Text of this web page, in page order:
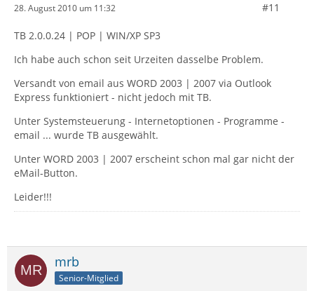
28. August 2010 um 11:32 #11
TB 2.0.0.24 | POP | WIN/XP SP3
Ich habe auch schon seit Urzeiten dasselbe Problem.
Versandt von email aus WORD 2003 | 2007 via Outlook
Express funktioniert - nicht jedoch mit TB.
Unter Systemsteuerung - Internetoptionen - Programme -
email ... wurde TB ausgewählt.
Unter WORD 2003 | 2007 erscheint schon mal gar nicht der
eMail-Button.
Leider!!!
mrb
Senior-Mitglied